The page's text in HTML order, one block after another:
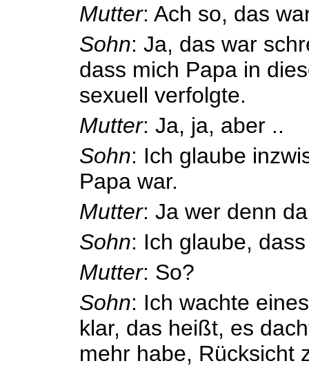
Mutter: Ach so, das
Sohn: Ja, das war
dass mich Papa in
sexuell verfolgte.
Mutter: Ja, ja, aber ..
Sohn: Ich glaube
Papa war.
Mutter: Ja wer denn
Sohn: Ich glaube,
Mutter: So?
Sohn: Ich wachte
klar, das heißt, es
mehr habe, Rücksicht